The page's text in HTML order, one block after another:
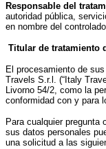
Responsable del
autoridad pública,
en nombre del
Titular de tratamiento
El procesamiento de
Travels S.r.l. (“Italy
Livorno 54/2, como la
conformidad con y para
Para cualquier pregunta
sus datos personales
una solicitud a las